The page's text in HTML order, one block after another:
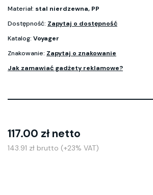
Materiał: stal nierdzewna, PP
Dostępność: Zapytaj o dostępność
Katalog: Voyager
Znakowanie: Zapytaj o znakowanie
Jak zamawiać gadżety reklamowe?
117.00 zł netto
143.91 zł brutto (+23% VAT)